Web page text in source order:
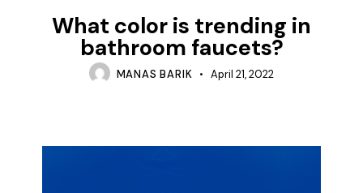
What color is trending in
bathroom faucets?
MANAS BARIK April 21, 2022